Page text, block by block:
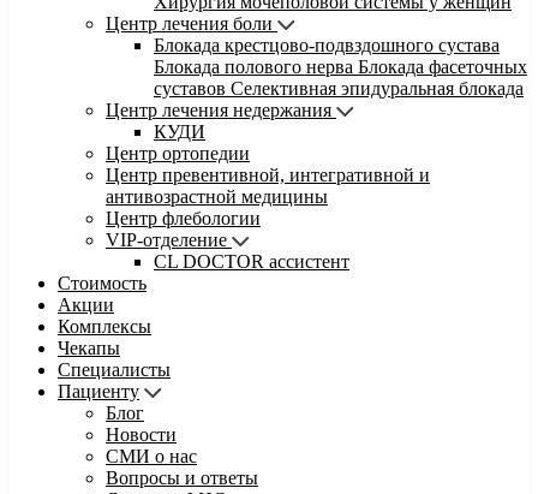
Центр лечения боли
Блокада крестцово-подвздошного сустава
Блокада полового нерва Блокада фасеточных
суставов Селективная эпидуральная блокада
Центр лечения недержания
КУДИ
Центр ортопедии
Центр превентивной, интегративной и
антивозрастной медицины
Центр флебологии
VIP-отделение
CL DOCTOR ассистент
Стоимость
Акции
Комплексы
Чекапы
Специалисты
Пациенту
Блог
Новости
СМИ о нас
Вопросы и ответы